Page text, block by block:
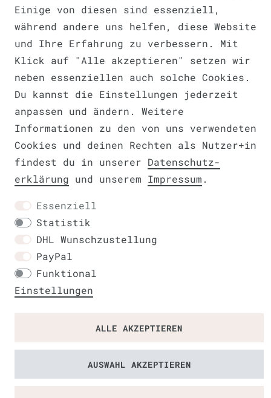
Einige von diesen sind essenziell,
während andere uns helfen, diese Website
und Ihre Erfahrung zu verbessern. Mit
Klick auf "Alle akzeptieren" setzen wir
neben essenziellen auch solche Cookies.
Du kannst die Einstellungen jederzeit
anpassen und ändern. Weitere
Informationen zu den von uns verwendeten
Cookies und deinen Rechten als Nutzer+in
findest du in unserer Daten­schutz­
erklärung und unserem Impressum .
Essenziell
Statistik
DHL Wunschzustellung
PayPal
Funktional
Einstellungen
ALLE AKZEPTIEREN
AUSWAHL AKZEPTIEREN
Barrierefreiheitserklärung
Widerrufs­recht VERTRAG WIDERRUFEN